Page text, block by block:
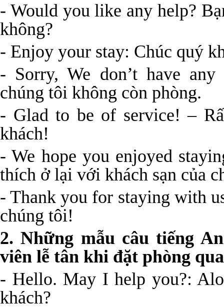
- Would you like any help?
không?
- Enjoy your stay: Chúc quý
- Sorry, We don’t have
chúng tôi không còn phòng.
- Glad to be of service! –
khách!
- We hope you enjoyed
thích ở lại với khách sạn của
- Thank you for staying with
chúng tôi!
2. Những mẫu câu tiếng
viên lễ tân khi đặt phòng
- Hello. May I help you?:
khách?